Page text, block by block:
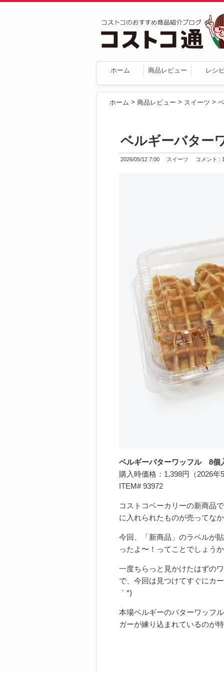
ホーム 商品レビュー レシ
ホーム > 商品レビュー > スイーツ >
ベルギーバター
2026/05/12 7:00 スイーツ コメント :
ベルギーバターワッフル 8個
購入時価格：1,398円（2026年
ITEM# 93972
コストコベーカリーの新商品
に入れられたものが売ってな
今回、「新商品」のラベルが
ったよ〜！ってことでしょう
一度ちらっと見かけたはずの
で、今回は見つけてすぐにカ
｀*)
本場ベルギーのバターワッフ
ガーが練り込まれているのが